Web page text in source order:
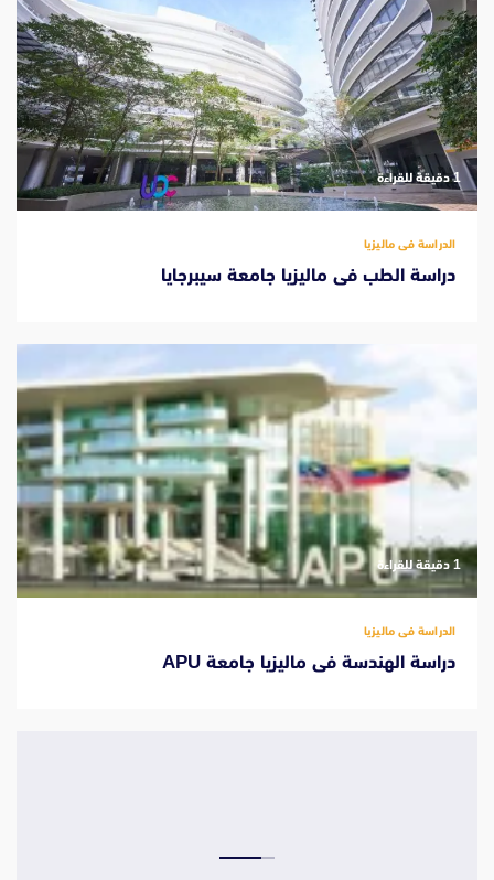
‫1 دقيقة للقراءة
الدراسة فى ماليزيا
دراسة الطب فى ماليزيا جامعة سيبرجايا
‫1 دقيقة للقراءة
الدراسة فى ماليزيا
دراسة الهندسة فى ماليزيا جامعة APU